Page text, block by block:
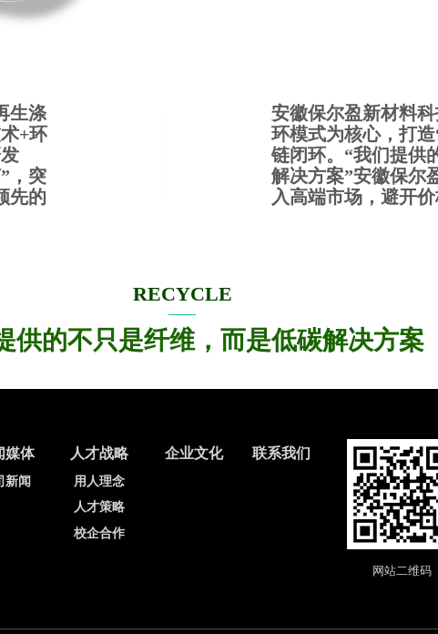
生涤
+环
突
先的
安徽保尔盈新材料
环模式为核心，打
链闭环。“我们提供
解决方案”安徽保尔
入高端市场，避开价
RECYCLE
供的不只是纤维，而是低碳解决方案
媒体
新闻
人才战略
用人理念
人才策略
校企合作
企业文化 联系我们
网站二维码